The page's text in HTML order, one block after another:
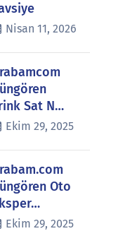
Nisan 11, 2026
Sat N…
Ekim 29, 2025
Oto
Ekim 29, 2025